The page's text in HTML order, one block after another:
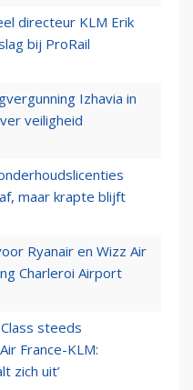
directeur KLM Erik
bij ProRail
Izhavia in
veiligheid
maar krapte blijft
Ryanair en Wizz Air
Charleroi Airport
steeds
France-KLM:
zich uit’